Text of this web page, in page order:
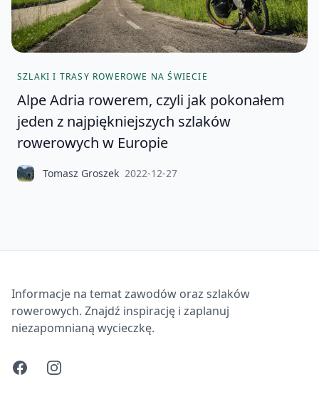
SZLAKI I TRASY ROWEROWE NA ŚWIECIE
Alpe Adria rowerem, czyli jak pokonałem
jeden z najpiękniejszych szlaków
rowerowych w Europie
Tomasz Groszek 2022-12-27
Informacje na temat zawodów oraz szlaków
rowerowych. Znajdź inspirację i zaplanuj
niezapomnianą wycieczkę.
FacebookInstagram